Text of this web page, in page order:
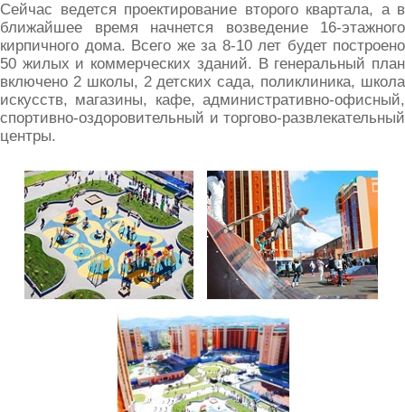
Сейчас ведется проектирование второго квартала, а в
ближайшее время начнется возведение 16-этажного
кирпичного дома. Всего же за 8-10 лет будет построено
50 жилых и коммерческих зданий. В генеральный план
включено 2 школы, 2 детских сада, поликлиника, школа
искусств, магазины, кафе, административно-офисный,
спортивно-оздоровительный и торгово-развлекательный
центры.